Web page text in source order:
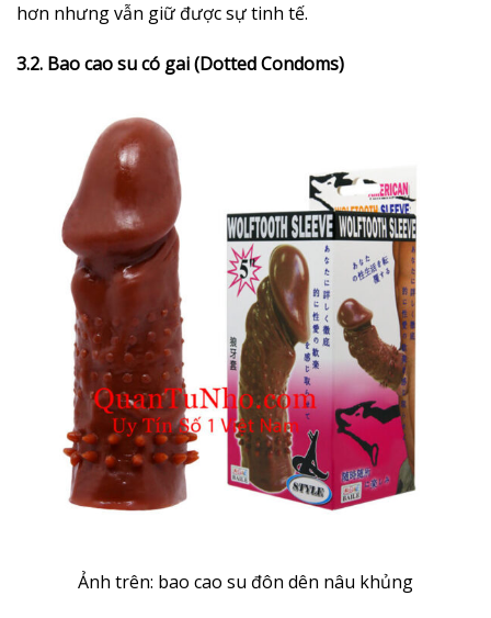
hơn nhưng vẫn giữ được sự tinh tế.
3.2. Bao cao su có gai (Dotted Condoms)
Ảnh trên: bao cao su đôn dên nâu khủng